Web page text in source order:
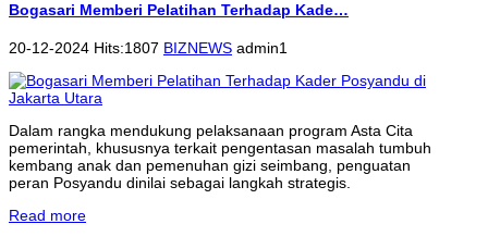
Bogasari Memberi Pelatihan Terhadap Kade…
20-12-2024 Hits:1807 BIZNEWS admin1
Dalam rangka mendukung pelaksanaan program Asta Cita
pemerintah, khususnya terkait pengentasan masalah tumbuh
kembang anak dan pemenuhan gizi seimbang, penguatan
peran Posyandu dinilai sebagai langkah strategis.
Read more